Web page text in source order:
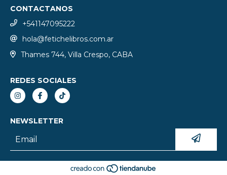
CONTACTANOS
+541147095222
hola@fetichelibros.com.ar
Thames 744, Villa Crespo, CABA
REDES SOCIALES
NEWSLETTER